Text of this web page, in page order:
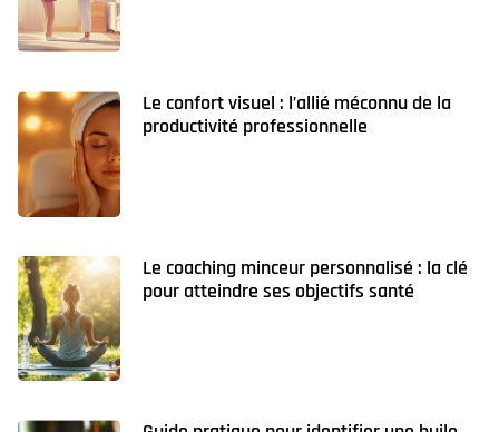
Le confort visuel : l’allié méconnu de la
productivité professionnelle
Le coaching minceur personnalisé : la clé
pour atteindre ses objectifs santé